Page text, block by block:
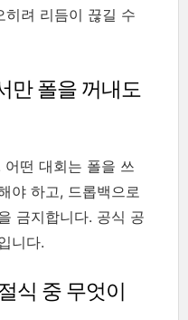
히려 리듬이 끊길 수
만 폴을 꺼내도
떤 대회는 폴을 쓰
야 하고, 드롭백으로
금지합니다. 공식 공
니다.
식 중 무엇이